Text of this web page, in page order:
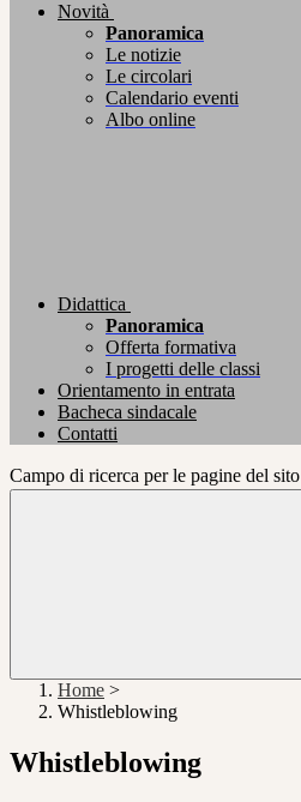
Novità
Panoramica
Le notizie
Le circolari
Calendario eventi
Albo online
Didattica
Panoramica
Offerta formativa
I progetti delle classi
Orientamento in entrata
Bacheca sindacale
Contatti
Campo di ricerca per le pagine del sito
Home >
Whistleblowing
Whistleblowing